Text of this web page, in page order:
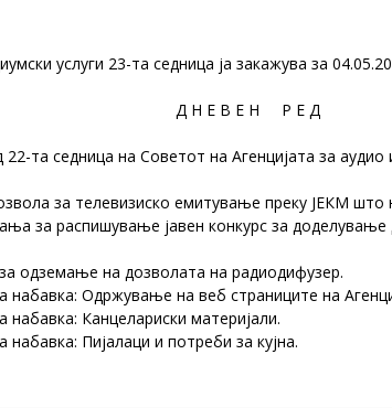
услуги 23-та седница ја закажува за
Д Н Е В Е Н Р Е Д
та седница на Советот на Агенцијата за
за телевизиско емитување преку ЈЕКМ што
за распишување јавен конкурс за
одземање на дозволата на радиодифузер.
набавка: Одржување на веб страниците на
набавка: Канцелариски материјали.
Пијалаци и потреби за кујна.